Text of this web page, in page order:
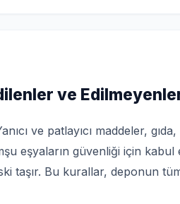
ve
ve patlayıcı maddeler,
eşyaların güvenliği için kabul
taşır. Bu kurallar, deponun